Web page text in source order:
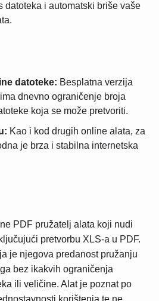
datoteka i automatski briše vaše
datoteke: Besplatna verzija
dnevno ograničenje broja
koja se može pretvoriti.
Kao i kod drugih online alata, za
je brza i stabilna internetska
PDF pružatelj alata koji nudi
pretvorbu XLS-a u PDF.
je njegova predanost pružanju
bez ikakvih ograničenja
ili veličine. Alat je poznat po
korištenja te ne